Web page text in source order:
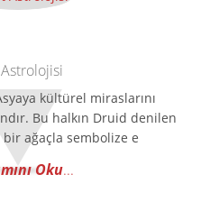
kültürel miraslarını
Bu halkın Druid denilen
ağaçla sembolize e
Oku...